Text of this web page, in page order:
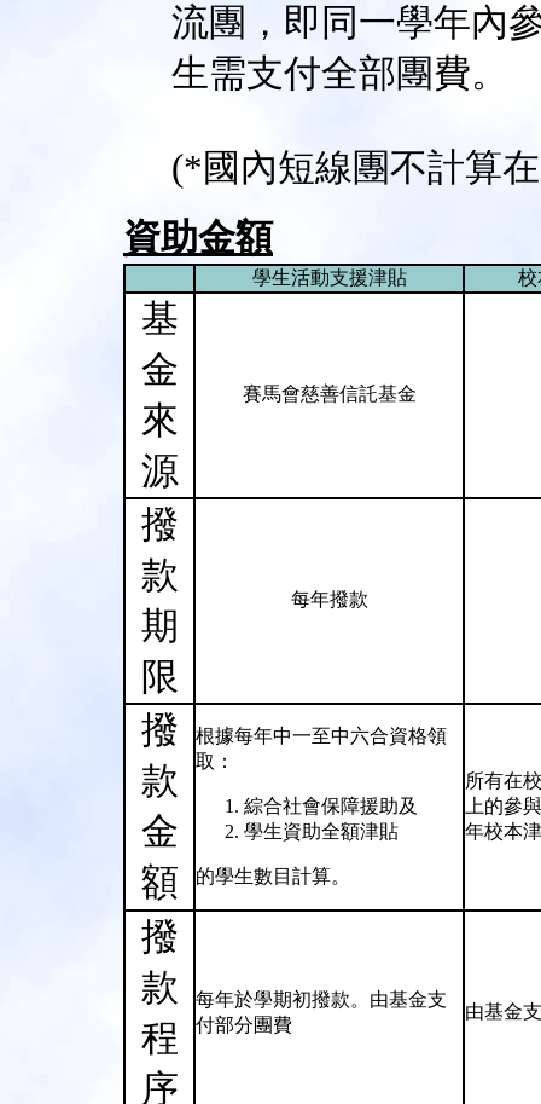
流團，即同一學年內
生需支付全部團費。
(*國內短線團不計算
資助金額
學生活動支援津貼 校
基
金
來
源
賽馬會慈善信託基金
撥
款
期
限
每年撥款
撥
款
金
額
根據每年中一至中六合資格領
取：
綜合社會保障援助及
學生資助全額津貼
的學生數目計算。
所有在
上的參
年校本
撥
款
程
序
每年於學期初撥款。由基金支
付部分團費
由基金